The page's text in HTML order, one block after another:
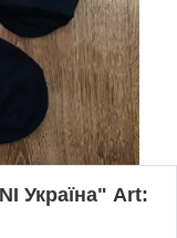
Україна" Art: